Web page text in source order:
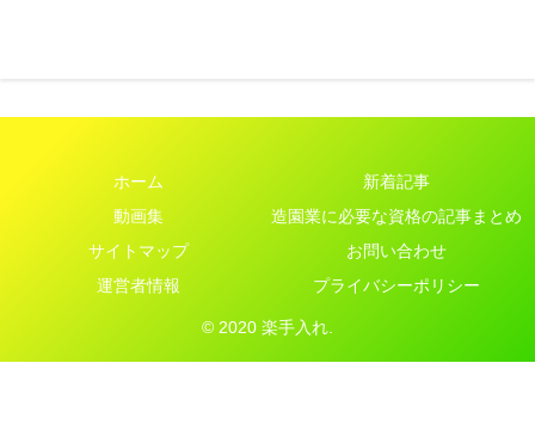
ホーム
新着記事
動画集
造園業に必要な資格の記事まとめ
サイトマップ
お問い合わせ
運営者情報
プライバシーポリシー
© 2020 楽手入れ.